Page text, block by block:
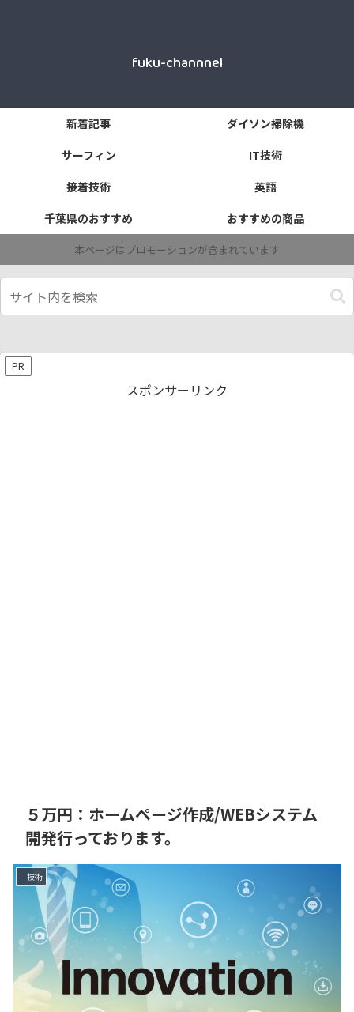
fuku-channnel
新着記事
ダイソン掃除機
サーフィン
IT技術
接着技術
英語
千葉県のおすすめ
おすすめの商品
本ページはプロモーションが含まれています
PR
スポンサーリンク
５万円：ホームページ作成/WEBシステム
開発行っております。
IT技術